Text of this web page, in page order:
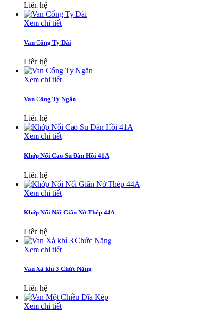
Liên hệ
Xem chi tiết
Van Cổng Ty Dài
Liên hệ
Xem chi tiết
Van Cổng Ty Ngắn
Liên hệ
Xem chi tiết
Khớp Nối Cao Su Đàn Hồi 41A
Liên hệ
Xem chi tiết
Khớp Nối Nối Giãn Nở Thép 44A
Liên hệ
Xem chi tiết
Van Xả khí 3 Chức Năng
Liên hệ
Xem chi tiết